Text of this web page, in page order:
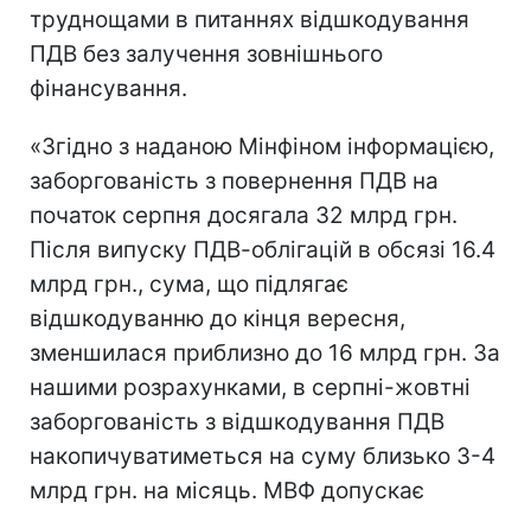
труднощами в питаннях відшкодування
ПДВ без залучення зовнішнього
фінансування.
«Згідно з наданою Мінфіном інформацією,
заборгованість з повернення ПДВ на
початок серпня досягала 32 млрд грн.
Після випуску ПДВ-облігацій в обсязі 16.4
млрд грн., сума, що підлягає
відшкодуванню до кінця вересня,
зменшилася приблизно до 16 млрд грн. За
нашими розрахунками, в серпні-жовтні
заборгованість з відшкодування ПДВ
накопичуватиметься на суму близько 3-4
млрд грн. на місяць. МВФ допускає